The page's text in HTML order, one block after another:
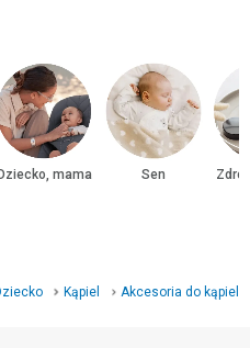
Dziecko, mama Sen
Kąpiel Akcesoria do kąpieli